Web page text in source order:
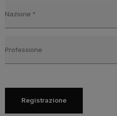
Nazione *
Professione
Registrazione